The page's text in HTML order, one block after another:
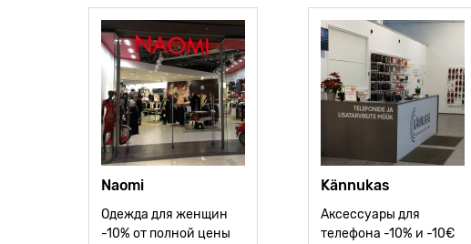
Naomi
Одежда для женщин
-10% от полной цены
Kännukas
Аксессуары для
телефона -10% и -10€